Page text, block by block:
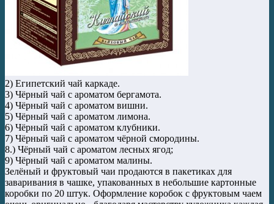
2) Египетский чай каркаде.
3) Чёрный чай с ароматом бергамота.
4) Чёрный чай с ароматом вишни.
5) Чёрный чай с ароматом лимона.
6) Чёрный чай с ароматом клубники.
7) Чёрный чай с ароматом чёрной смородины.
8.) Чёрный чай с ароматом лесных ягод;
9) Чёрный чай с ароматом малины.
Зелёный и фруктовый чаи продаются в пакетиках для
заваривания в чашке, упакованных в небольшие картонные
коробки по 20 штук. Оформление коробок с фруктовым чаем